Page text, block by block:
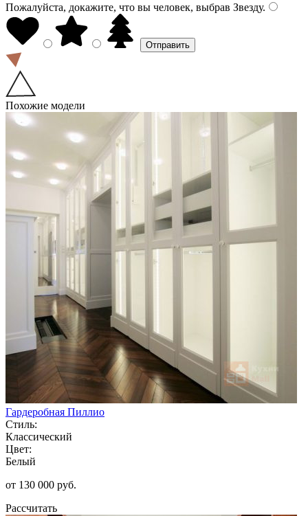
Пожалуйста, докажите, что вы человек, выбрав Звезду.
Похожие модели
Гардеробная Пиллио
Стиль:
Классический
Цвет:
Белый
от 130 000 руб.
Рассчитать